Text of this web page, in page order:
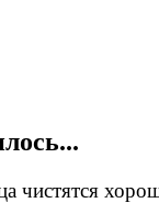
чистятся